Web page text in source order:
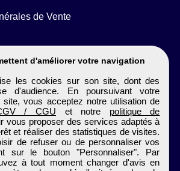
d'améliorer votre navigation
les cookies sur son site, dont des
d'audience. En poursuivant votre
site, vous acceptez notre utilisation de
/ CGU et notre politique de
vous proposer des services adaptés à
et réaliser des statistiques de visites.
de refuser ou de personnaliser vos
sur le bouton "Personnaliser". Par
à tout moment changer d'avis en
de Vente